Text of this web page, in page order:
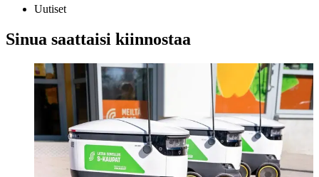
Uutiset
Sinua saattaisi kiinnostaa